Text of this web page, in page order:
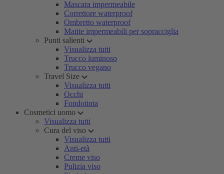
Mascara impermeabile
Correttore waterproof
Ombretto waterproof
Matite impermeabili per sopracciglia
Punti salienti
Visualizza tutti
Trucco luminoso
Trucco vegano
Travel Size
Visualizza tutti
Occhi
Fondotinta
Cosmetici uomo
Visualizza tutti
Cura del viso
Visualizza tutti
Anti-età
Creme viso
Pulizia viso